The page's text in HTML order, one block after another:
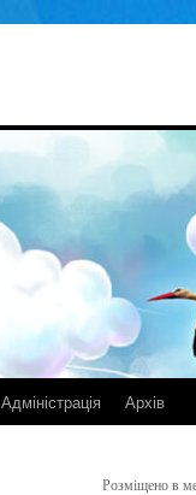
Адміністрація Архів
Розміщено в